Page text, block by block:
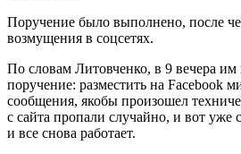
Поручение было выполнено, после
возмущения в соцсетях.
По словам Литовченко, в 9 вечера
поручение: разместить на Facebook
сообщения, якобы произошел
с сайта пропали случайно, и вот уже
и все снова работает.